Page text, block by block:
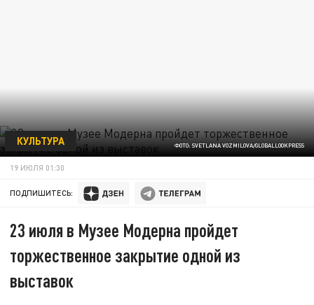
ФОТО: SVETLANA VOZMILOVA/GLOBALLOOKPRESS
КУЛЬТУРА
19 ИЮЛЯ 01:30
ПОДПИШИТЕСЬ:
23 июля в Музее Модерна пройдет
торжественное закрытие одной из
выставок